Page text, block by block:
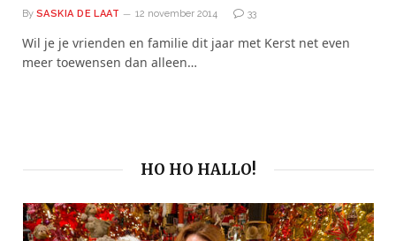
By SASKIA DE LAAT 12 november 2014 33
Wil je je vrienden en familie dit jaar met Kerst net even
meer toewensen dan alleen…
HO HO HALLO!